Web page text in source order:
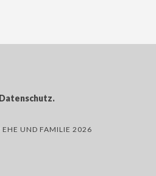
Datenschutz
UND FAMILIE 2026